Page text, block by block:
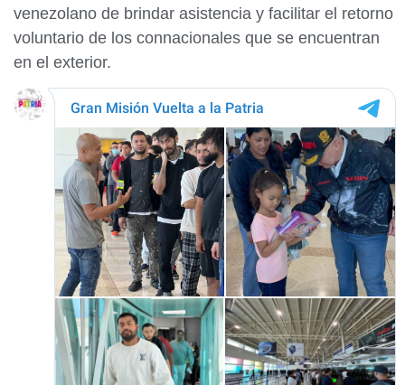
venezolano de brindar asistencia y facilitar el retorno
voluntario de los connacionales que se encuentran
en el exterior.